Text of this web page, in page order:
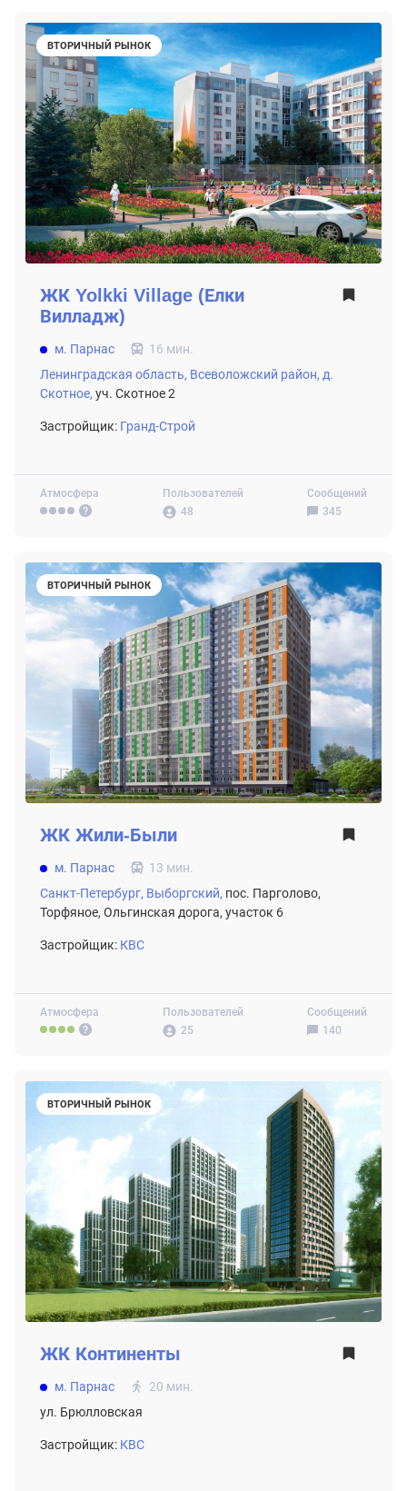
ВТОРИЧНЫЙ РЫНОК
Атмосфера
Пользователей
48
Сообщений
345
ЖК Yolkki Village (Елки
Вилладж)
м. Парнас
16 мин.
Ленинградская область, Всеволожский район, д.
Скотное, уч. Скотное 2
Застройщик: Гранд-Строй
ВТОРИЧНЫЙ РЫНОК
Атмосфера
Пользователей
25
Сообщений
140
ЖК Жили-Были
м. Парнас
13 мин.
Санкт-Петербург, Выборгский, пос. Парголово,
Торфяное, Ольгинская дорога, участок 6
Застройщик: КВС
ВТОРИЧНЫЙ РЫНОК
ЖК Континенты
м. Парнас
20 мин.
ул. Брюлловская
Застройщик: КВС